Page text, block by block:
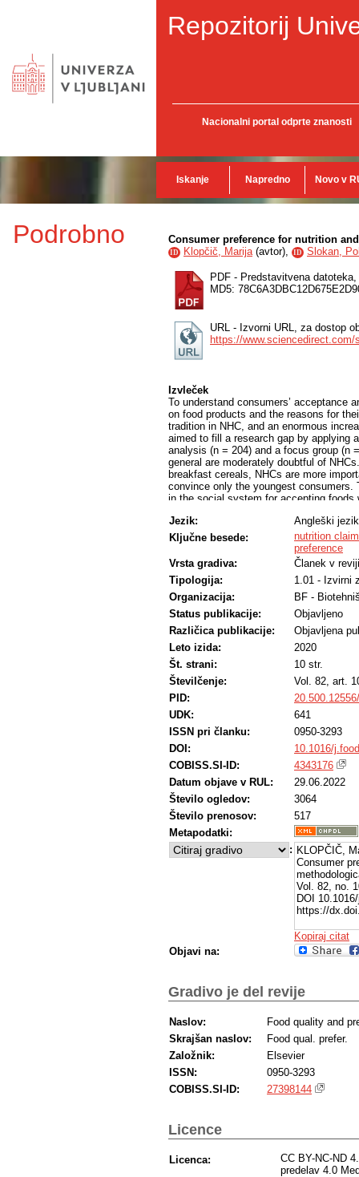
Repozitorij
Nacionalni portal odprte znanosti
Iskanje Napredno Novo v
Podrobno Consumer preference for nutrition
ID Klopčič, Marija(avtor), ID Slokan,
PDF - Predstavitvena datoteka,
MD5:
URL - Izvorni URL, za dostop
https://
Izvleček
To understand consumers’ acceptance
on food products and the reasons for
tradition in NHC, and an enormous
aimed to fill a research gap by applying
analysis (n = 204) and a focus group (n
general are moderately doubtful of
breakfast cereals, NHCs are more
convince only the youngest consumers.
in the social system for accepting
Jezik:
Angleški jezik
Ključne besede:
nutrition
preference
Vrsta gradiva:
Članek v reviji
Tipologija:
1.01 - Izvirni
Organizacija:
BF -
Status publikacije:
Objavljeno
Različica publikacije:
Objavljena
Leto izida:
2020
Št. strani:
10 str.
Številčenje:
Vol. 82, art.
PID:
UDK:
641
ISSN pri članku:
0950-3293
DOI:
10.1016/
COBISS.SI-ID:
4343176
Datum objave v RUL:
29.06.2022
Število ogledov:
3064
Število prenosov:
517
Metapodatki:
: KLOPČIČ,
Consumer
Vol. 82, no.
DOI
https://
Kopiraj citat
Objavi na:
Gradivo je del revije
Naslov:
Food quality and
Skrajšan naslov:
Food qual. prefer.
Založnik:
Elsevier
ISSN:
0950-3293
COBISS.SI-ID:
27398144
Licence
Licenca:
CC BY-NC-ND
predelav 4.0